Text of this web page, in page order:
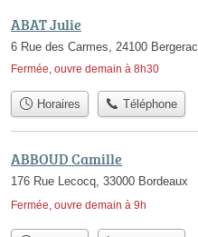
ABAT Julie
6 Rue des Carmes, 24100 Bergerac
Fermée, ouvre demain à 8h30
Horaires Téléphone
ABBOUD Camille
176 Rue Lecocq, 33000 Bordeaux
Fermée, ouvre demain à 9h